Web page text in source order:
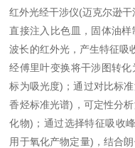
红外光经干涉仪(迈克尔逊
直接注入比色皿，固体油
波长的红外光，产生特征吸
经傅里叶变换将干涉图转
标为吸光度)；通过对比标
香烃标准光谱)，可定性分
化物)；通过选择特征吸收
用于氧化产物定量)，结合